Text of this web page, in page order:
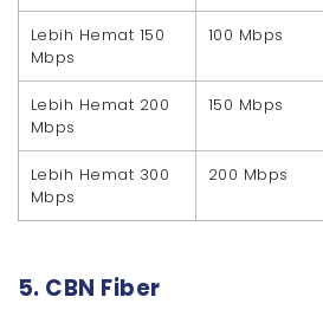
Lebih Hemat 150
Mbps
100 Mbps
Lebih Hemat 200
Mbps
150 Mbps
Lebih Hemat 300
Mbps
200 Mbps
5. CBN Fiber